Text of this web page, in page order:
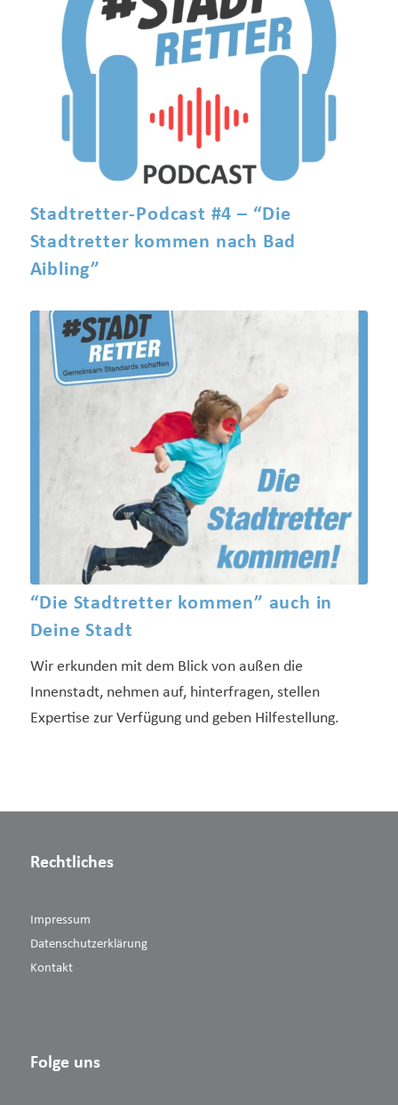
Stadtretter-Podcast #4 – “Die
Stadtretter kommen nach Bad
Aibling”
“Die Stadtretter kommen” auch in
Deine Stadt
Wir erkunden mit dem Blick von außen die
Innenstadt, nehmen auf, hinterfragen, stellen
Expertise zur Verfügung und geben Hilfestellung.
Rechtliches
Impressum
Datenschutzerklärung
Kontakt
Folge uns